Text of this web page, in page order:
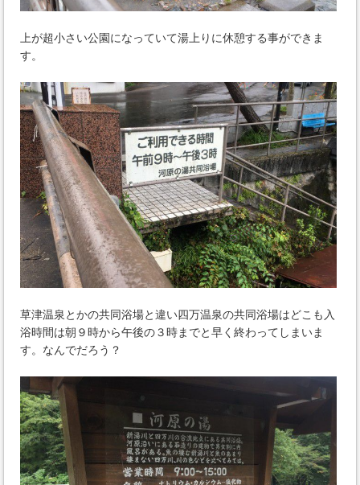
上が超小さい公園になっていて湯上りに休憩する事ができま
す。
草津温泉とかの共同浴場と違い四万温泉の共同浴場はどこも入
浴時間は朝９時から午後の３時までと早く終わってしまいま
す。なんでだろう？